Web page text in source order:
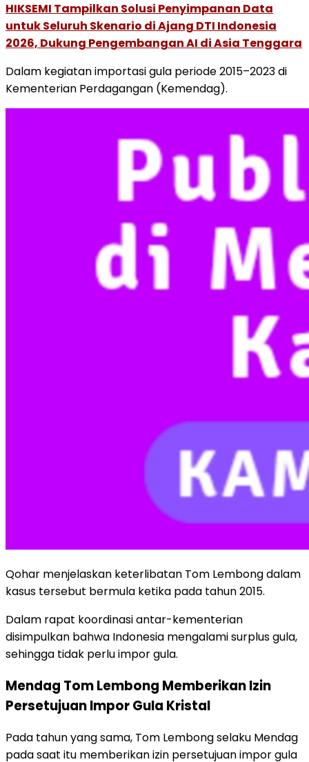
HIKSEMI Tampilkan Solusi Penyimpanan Data
untuk Seluruh Skenario di Ajang DTI Indonesia
2026, Dukung Pengembangan AI di Asia Tenggara
Dalam kegiatan importasi gula periode 2015–2023 di
Kementerian Perdagangan (Kemendag).
Qohar menjelaskan keterlibatan Tom Lembong dalam
kasus tersebut bermula ketika pada tahun 2015.
Dalam rapat koordinasi antar-kementerian
disimpulkan bahwa Indonesia mengalami surplus gula,
sehingga tidak perlu impor gula.
Mendag Tom Lembong Memberikan Izin
Persetujuan Impor Gula Kristal
Pada tahun yang sama, Tom Lembong selaku Mendag
pada saat itu memberikan izin persetujuan impor gula